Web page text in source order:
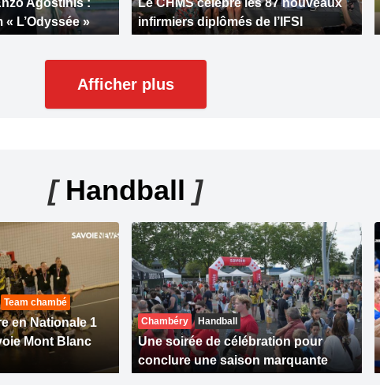
Agostinis :
L’Odyssée »
Le CHMS célèbre les 87 nouveaux
infirmiers diplômés de l’IFSI
Afficher plus
[Handball ]
Team chambé
en Nationale 1
Mont Blanc
Chambéry Handball
Une soirée de célébration pour
conclure une saison marquante